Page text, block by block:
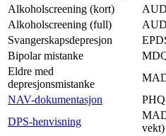
Alkoholscreening (kort)
Alkoholscreening (full)
Svangerskapsdepresjon
Bipolar mistanke
Eldre med
depresjonsmistanke
NAV-dokumentasjon
DPS-henvisning
vekt)